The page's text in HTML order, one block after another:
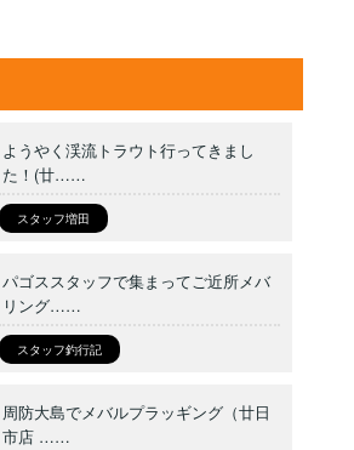
ようやく渓流トラウト行ってきまし
た！(廿……
スタッフ増田
パゴススタッフで集まってご近所メバ
リング……
スタッフ釣行記
周防大島でメバルプラッギング（廿日
市店 ……